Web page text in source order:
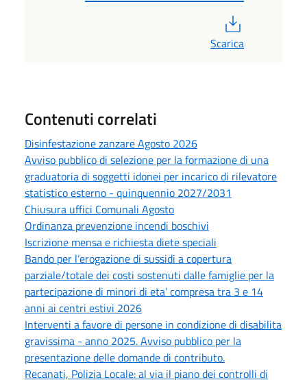
Scarica
Contenuti correlati
Disinfestazione zanzare Agosto 2026
Avviso pubblico di selezione per la formazione di una
graduatoria di soggetti idonei per incarico di rilevatore
statistico esterno - quinquennio 2027/2031
Chiusura uffici Comunali Agosto
Ordinanza prevenzione incendi boschivi
Iscrizione mensa e richiesta diete speciali
Bando per l’erogazione di sussidi a copertura
parziale/totale dei costi sostenuti dalle famiglie per la
partecipazione di minori di eta’ compresa tra 3 e 14
anni ai centri estivi 2026
Interventi a favore di persone in condizione di disabilita
gravissima - anno 2025. Avviso pubblico per la
presentazione delle domande di contributo.
Recanati, Polizia Locale: al via il piano dei controlli di